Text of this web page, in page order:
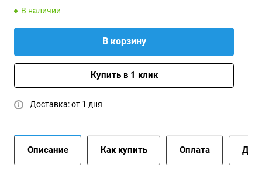
В наличии
В корзину
Купить в 1 клик
Доставка: от 1 дня
Описание Как купить Оплата